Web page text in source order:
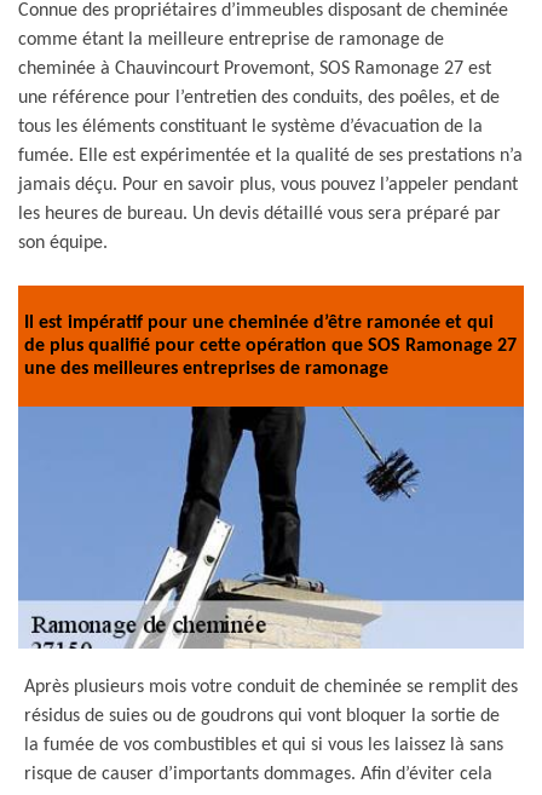
Connue des propriétaires d’immeubles disposant de cheminée
comme étant la meilleure entreprise de ramonage de
cheminée à Chauvincourt Provemont, SOS Ramonage 27 est
une référence pour l’entretien des conduits, des poêles, et de
tous les éléments constituant le système d’évacuation de la
fumée. Elle est expérimentée et la qualité de ses prestations n’a
jamais déçu. Pour en savoir plus, vous pouvez l’appeler pendant
les heures de bureau. Un devis détaillé vous sera préparé par
son équipe.
Il est impératif pour une cheminée d’être ramonée et qui
de plus qualifié pour cette opération que SOS Ramonage 27
une des meilleures entreprises de ramonage
Après plusieurs mois votre conduit de cheminée se remplit des
résidus de suies ou de goudrons qui vont bloquer la sortie de
la fumée de vos combustibles et qui si vous les laissez là sans
risque de causer d’importants dommages. Afin d’éviter cela